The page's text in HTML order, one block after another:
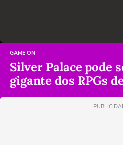
GAME ON
Silver Palace pode
gigante dos RPGs